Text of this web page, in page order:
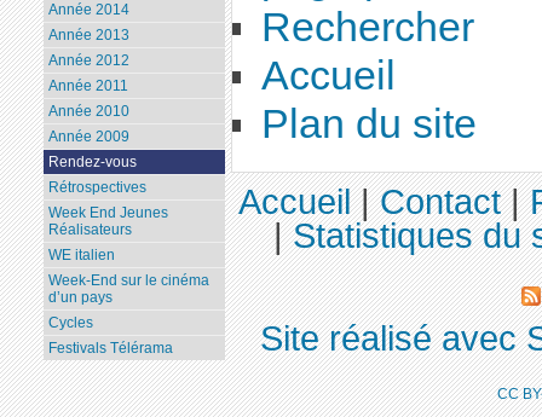
Rechercher
Accueil
Plan du site
Année 2014
Année 2013
Année 2012
Année 2011
Année 2010
Année 2009
Rendez-vous
Rétrospectives
Week End Jeunes
Réalisateurs
WE italien
Week-End sur le cinéma
d’un pays
Cycles
Festivals Télérama
Accueil|Contact|
|Statistiques du
Site réalisé avec
CC